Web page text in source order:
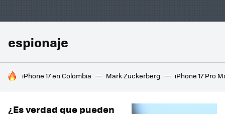
espionaje
HOY SE HABLA DE
iPhone 17 en Colombia Mark Zuckerberg iPhone 17 Pro
¿Es verdad que pueden